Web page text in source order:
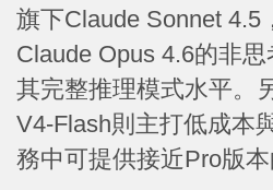
旗下Claude Sonnet 4.5
Claude Opus 4.6的非
其完整推理模式水平。
V4-Flash則主打低成本
務中可提供接近Pro版本